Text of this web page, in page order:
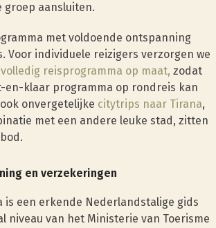
groep aansluiten.
met voldoende ontspanning
Voor individuele reizigers verzorgen we
volledig reisprogramma op maat,zodat
en-klaar programma op rondreis kan
onvergetelijke citytrips naar Tirana,
met een andere leuke stad, zitten
en verzekeringen
is een erkende Nederlandstalige gids
niveau van het Ministerie van Toerisme